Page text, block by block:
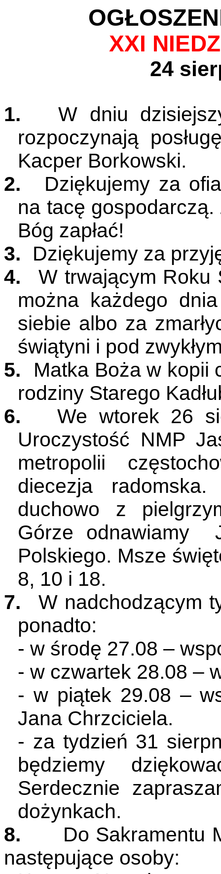
XXI
24
1.
W dniu
rozpoczynają
Kacper Borkowski.
2.
Dziękujemy za
na tacę gospodarczą.
Bóg zapłać!
3.
Dziękujemy za
4.
W trwającym Roku
można każdego
siebie albo za
świątyni i pod
5.
Matka Boża w kopii
rodziny Starego
6.
We wtorek 26
Uroczystość NMP
metropolii
diecezja
duchowo z
Górze odnawiamy
Polskiego. Msze
8, 10 i 18.
7.
W nadchodzącym
ponadto:
- w środę 27.08 –
- w czwartek 28.08 –
- w piątek 29.08 –
Jana Chrzciciela.
- za tydzień 31
będziemy
Serdecznie
dożynkach.
8.
Do Sakramentu
następujące osoby: